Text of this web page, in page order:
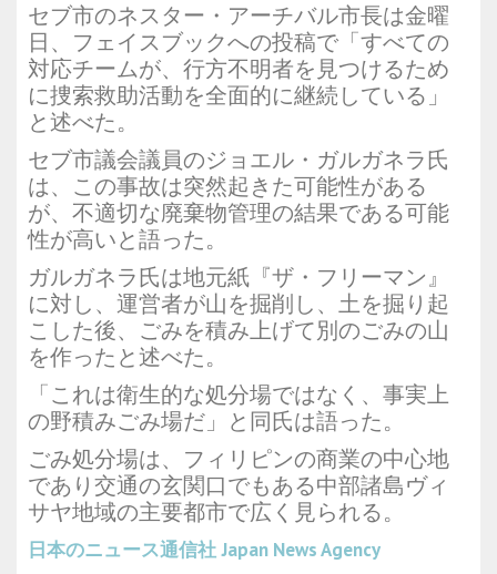
セブ市のネスター・アーチバル市長は金曜
日、フェイスブックへの投稿で「すべての
対応チームが、行方不明者を見つけるため
に捜索救助活動を全面的に継続している」
と述べた。
セブ市議会議員のジョエル・ガルガネラ氏
は、この事故は突然起きた可能性がある
が、不適切な廃棄物管理の結果である可能
性が高いと語った。
ガルガネラ氏は地元紙『ザ・フリーマン』
に対し、運営者が山を掘削し、土を掘り起
こした後、ごみを積み上げて別のごみの山
を作ったと述べた。
「これは衛生的な処分場ではなく、事実上
の野積みごみ場だ」と同氏は語った。
ごみ処分場は、フィリピンの商業の中心地
であり交通の玄関口でもある中部諸島ヴィ
サヤ地域の主要都市で広く見られる。
日本のニュース通信社 Japan News Agency